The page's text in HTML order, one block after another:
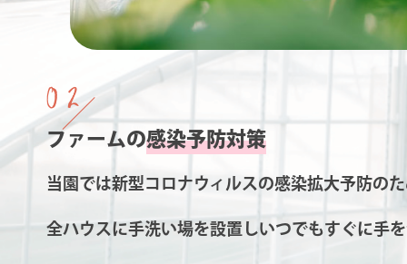
02
ファームの感染予防対策
当園では新型コロナウィルスの感染拡大予防の
全ハウスに手洗い場を設置しいつでもすぐに手